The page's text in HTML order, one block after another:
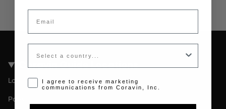
Coravin Guide Locations
Londres
Paris
Email
Country
Opt-in disclaimer
I agree to receive marketing
communications from Coravin, Inc.